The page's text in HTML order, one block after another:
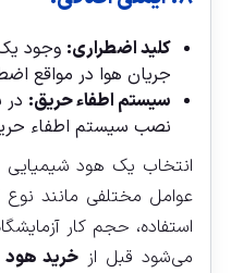
کلید اضطراری: وجود
جریان هوا در مواقع
سیستم اطفاء حریق: در
نصب سیستم اطفاء
انتخاب یک هود شیمیایی
عوامل مختلفی مانند نوع
استفاده، حجم کار
می‌شود قبل ازخرید هود